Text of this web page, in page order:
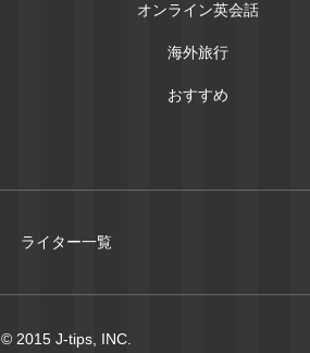
オンライン英会話
海外旅行
おすすめ
ライター一覧
© 2015 J-tips, INC.